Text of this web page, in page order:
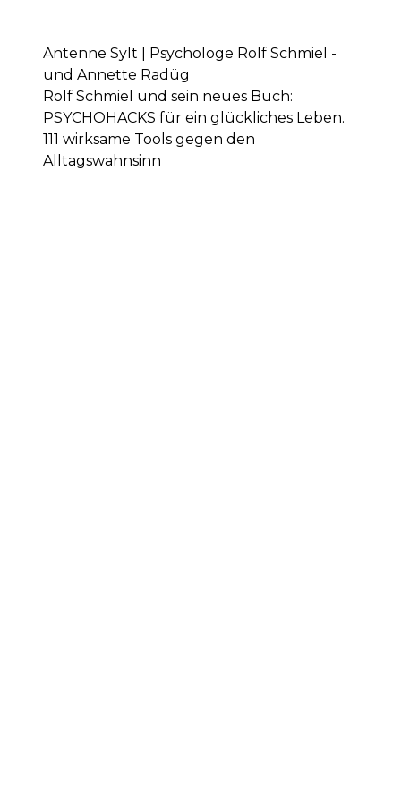
Antenne Sylt | Psychologe Rolf Schmiel -
und Annette Radüg
Rolf Schmiel und sein neues Buch:
PSYCHOHACKS für ein glückliches Leben.
111 wirksame Tools gegen den
Alltagswahnsinn